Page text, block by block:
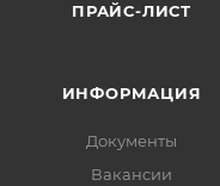
ПРАЙС-ЛИСТ
ИНФОРМАЦИЯ
Документы
Вакансии